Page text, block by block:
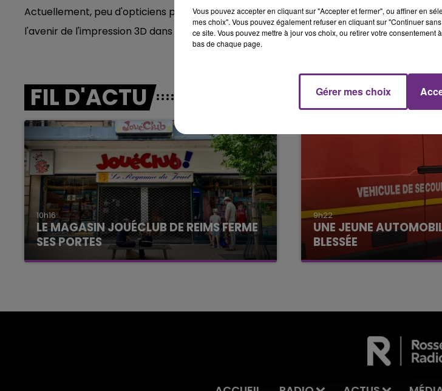
Actuellement, peu d'opticiens proposent ce service sur me territoire, mais le rémois
l'avenir de l'impression 3D dans le domaine de l'optique.
FIL D'ACTU
10h16
LE MAGASIN JOUÉCLUB DE REIMS FERME
SES PORTES
C'était l'une des institutions du centre-ville
9h22
UNE JEUNE
BLESSÉE
Une automobiliste s'est
Vous pouvez accepter en cliquant sur "Accepter et fermer", ou affiner en
mes choix". Vous pouvez également refuser en cliquant sur "Continuer
ce site. Vous pouvez mettre à jour vos choix, ou retirer votre consentement
bas de chaque page.
Gérer mes choix